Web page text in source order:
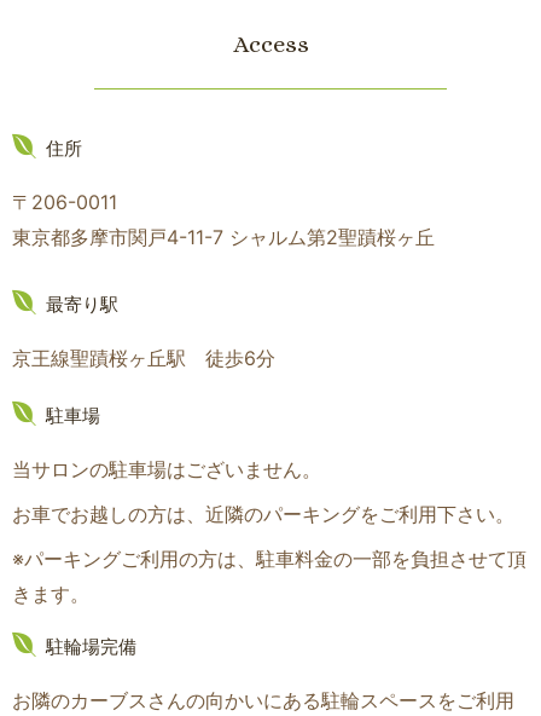
Access
住所
〒206-0011
東京都多摩市関戸4-11-7 シャルム第2聖蹟桜ヶ丘
最寄り駅
京王線聖蹟桜ヶ丘駅 徒歩6分
駐車場
当サロンの駐車場はございません。
お車でお越しの方は、近隣のパーキングをご利用下さい。
※パーキングご利用の方は、駐車料金の一部を負担させて頂
きます。
駐輪場完備
お隣のカーブスさんの向かいにある駐輪スペースをご利用